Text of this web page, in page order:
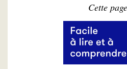
Cette